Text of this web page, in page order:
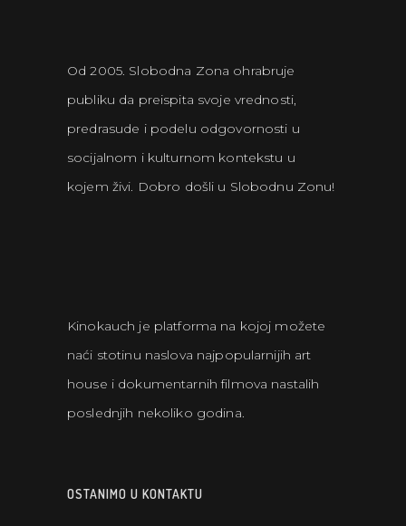
Od 2005. Slobodna Zona ohrabruje
publiku da preispita svoje vrednosti,
predrasude i podelu odgovornosti u
socijalnom i kulturnom kontekstu u
kojem živi. Dobro došli u Slobodnu Zonu!
Kinokauch je platforma na kojoj možete
naći stotinu naslova najpopularnijih art
house i dokumentarnih filmova nastalih
poslednjih nekoliko godina.
OSTANIMO U KONTAKTU